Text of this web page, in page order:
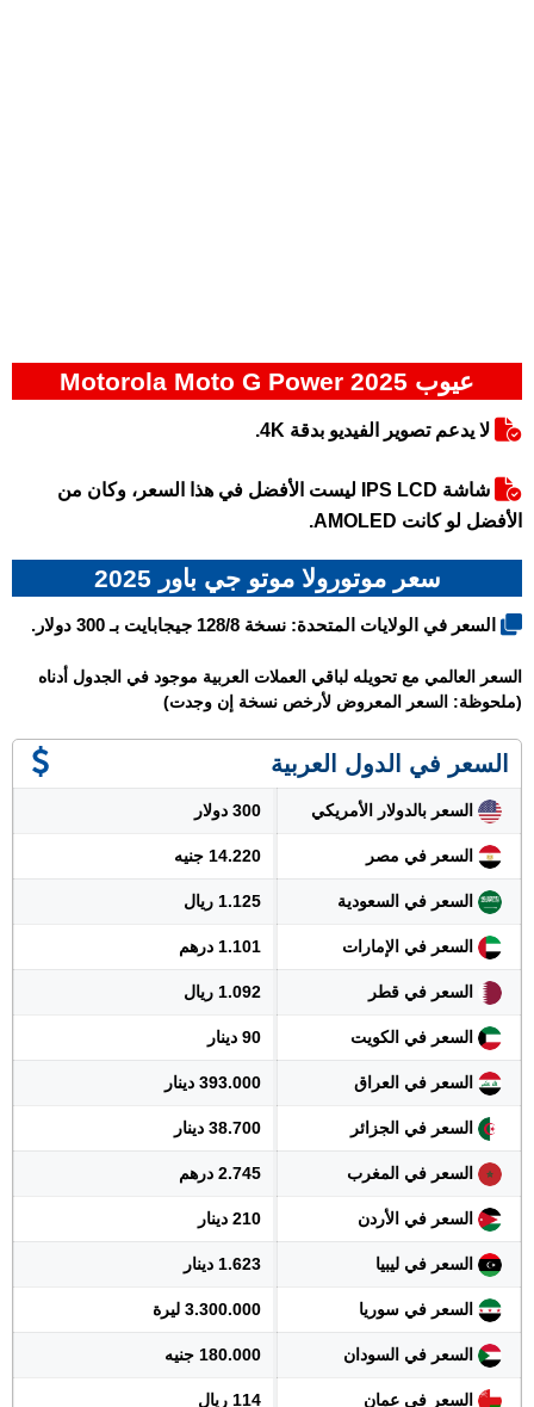
عيوب Motorola Moto G Power 2025
لا يدعم تصوير الفيديو بدقة 4K.
شاشة IPS LCD ليست الأفضل في هذا السعر، وكان من
الأفضل لو كانت AMOLED.
سعر موتورولا موتو جي باور 2025
السعر في الولايات المتحدة: نسخة 128/8 جيجابايت بـ 300 دولار.
السعر العالمي مع تحويله لباقي العملات العربية موجود في الجدول أدناه
(ملحوظة: السعر المعروض لأرخص نسخة إن وجدت)
السعر في الدول العربية
السعر بالدولار الأمريكي 300 دولار
السعر في مصر 14.220 جنيه
السعر في السعودية 1.125 ريال
السعر في الإمارات 1.101 درهم
السعر في قطر 1.092 ريال
السعر في الكويت 90 دينار
السعر في العراق 393.000 دينار
السعر في الجزائر 38.700 دينار
السعر في المغرب 2.745 درهم
السعر في الأردن 210 دينار
السعر في ليبيا 1.623 دينار
السعر في سوريا 3.300.000 ليرة
السعر في السودان 180.000 جنيه
السعر في عمان 114 ريال